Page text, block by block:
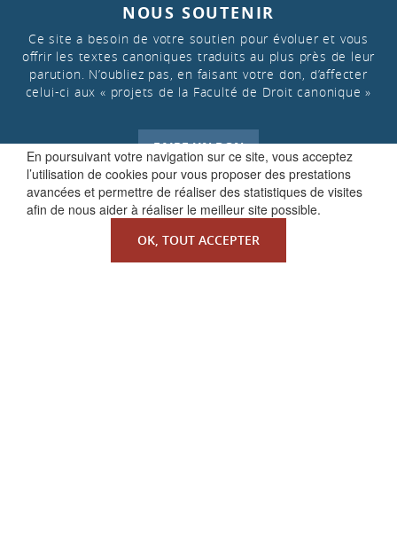
En poursuivant votre navigation sur ce site, vous acceptez
l’utilisation de cookies pour vous proposer des prestations
avancées et permettre de réaliser des statistiques de visites
afin de nous aider à réaliser le meilleur site possible.
OK, TOUT ACCEPTER
NOUS SOUTENIR
Ce site a besoin de votre soutien pour évoluer et vous
offrir les textes canoniques traduits au plus près de leur
parution. N’oubliez pas, en faisant votre don, d’affecter
celui-ci aux « projets de la Faculté de Droit canonique »
FAIRE UN DON